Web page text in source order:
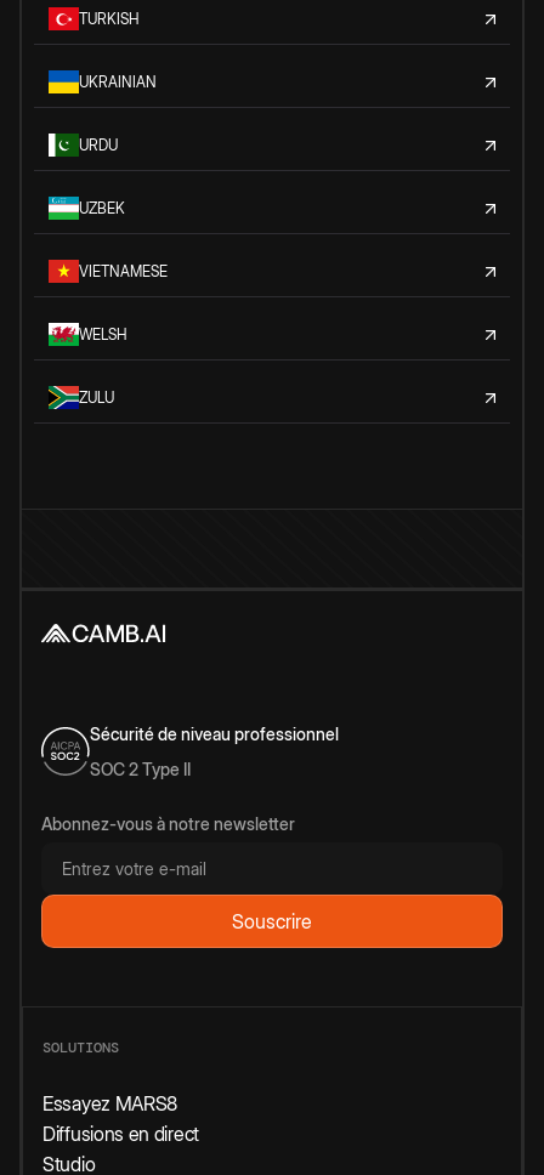
TURKISH
UKRAINIAN
URDU
UZBEK
VIETNAMESE
WELSH
ZULU
Sécurité de niveau professionnel
SOC 2 Type II
Abonnez-vous à notre newsletter
SOLUTIONS
Essayez MARS8
Diffusions en direct
Studio